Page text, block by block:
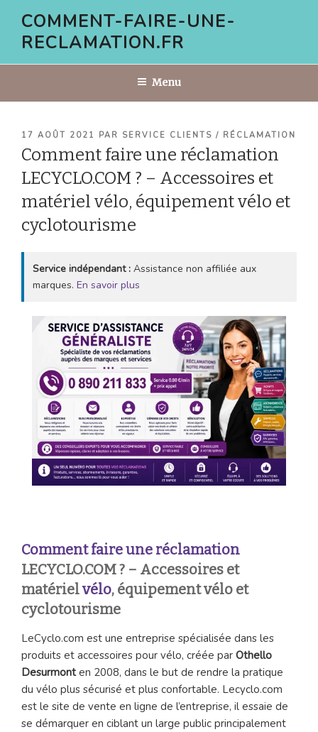
contenu
COMMENT-FAIRE-UNE-
RECLAMATION.FR
Menu
PUBLIÉ
LE
17 AOÛT 2021 PAR SERVICE CLIENTS / RÉCLAMATION
Comment faire une réclamation
LECYCLO.COM ? – Accessoires et
matériel vélo, équipement vélo et
cyclotourisme
Service indépendant : Assistance non affiliée aux
marques. En savoir plus
Comment faire une réclamation
LECYCLO.COM ? – Accessoires et
matérielvélo, équipement vélo et
cyclotourisme
LeCyclo.com est une entreprise spécialisée dans les
produits et accessoires pour vélo, créée par Othello
Desurmonten 2008, dans le but de rendre la pratique
du vélo plus sécurisé et plus confortable. Lecyclo.com
est le site de vente en ligne de l’entreprise, il essaie de
se démarquer en ciblant un large public principalement